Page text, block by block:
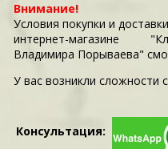
Внимание!
Условия покупки и
интернет-магазине
Владимира Порываева"
У вас возникли сложности
Консультация: